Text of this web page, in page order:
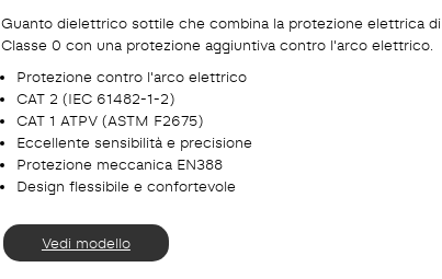
Guanto dielettrico sottile che combina la protezione elettrica di
Classe 0 con una protezione aggiuntiva contro l'arco elettrico.
Protezione contro l'arco elettrico
CAT 2 (IEC 61482-1-2)
CAT 1 ATPV (ASTM F2675)
Eccellente sensibilità e precisione
Protezione meccanica EN388
Design flessibile e confortevole
Vedi modello